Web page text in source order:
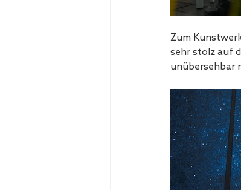
Zum
sehr stolz auf
unübersehbar